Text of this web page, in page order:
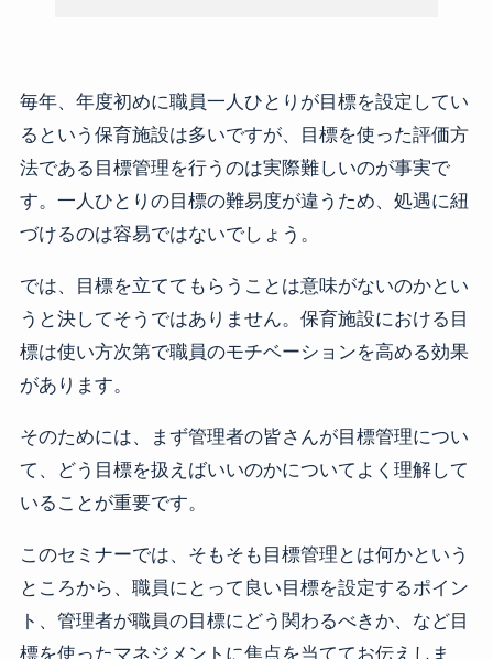
毎年、年度初めに職員一人ひとりが目標を設定してい
るという保育施設は多いですが、目標を使った評価方
法である目標管理を行うのは実際難しいのが事実で
す。一人ひとりの目標の難易度が違うため、処遇に紐
づけるのは容易ではないでしょう。
では、目標を立ててもらうことは意味がないのかとい
うと決してそうではありません。保育施設における目
標は使い方次第で職員のモチベーションを高める効果
があります。
そのためには、まず管理者の皆さんが目標管理につい
て、どう目標を扱えばいいのかについてよく理解して
いることが重要です。
このセミナーでは、そもそも目標管理とは何かという
ところから、職員にとって良い目標を設定するポイン
ト、管理者が職員の目標にどう関わるべきか、など目
標を使ったマネジメントに焦点を当ててお伝えしま